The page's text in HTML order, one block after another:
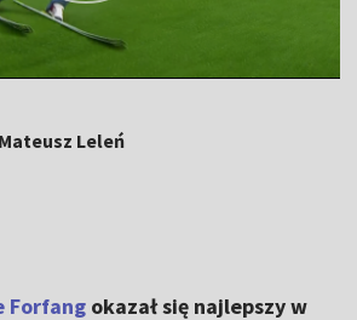
Leleń
Forfang okazał się najlepszy w